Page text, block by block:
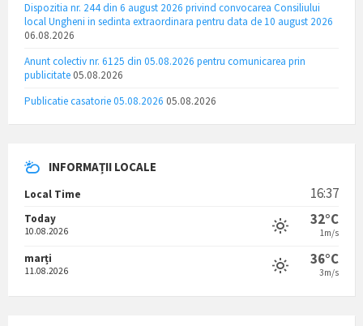
Dispozitia nr. 244 din 6 august 2026 privind convocarea Consiliului
local Ungheni in sedinta extraordinara pentru data de 10 august 2026
06.08.2026
Anunt colectiv nr. 6125 din 05.08.2026 pentru comunicarea prin
publicitate 05.08.2026
Publicatie casatorie 05.08.2026 05.08.2026
INFORMAȚII LOCALE
Local Time 16:37
Today
10.08.2026
32°C
1m/s
marți
11.08.2026
36°C
3m/s